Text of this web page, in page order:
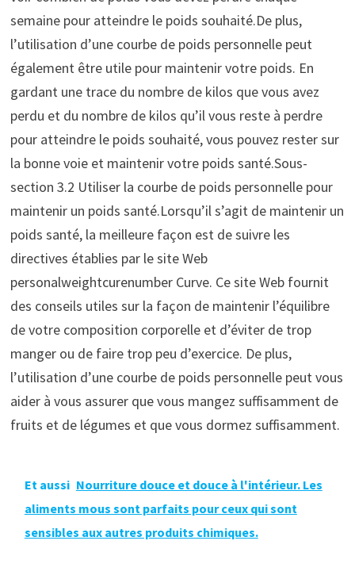
semaine pour atteindre le poids souhaité.De plus,
l’utilisation d’une courbe de poids personnelle peut
également être utile pour maintenir votre poids. En
gardant une trace du nombre de kilos que vous avez
perdu et du nombre de kilos qu’il vous reste à perdre
pour atteindre le poids souhaité, vous pouvez rester sur
la bonne voie et maintenir votre poids santé.Sous-
section 3.2 Utiliser la courbe de poids personnelle pour
maintenir un poids santé.Lorsqu’il s’agit de maintenir un
poids santé, la meilleure façon est de suivre les
directives établies par le site Web
personalweightcurenumber Curve. Ce site Web fournit
des conseils utiles sur la façon de maintenir l’équilibre
de votre composition corporelle et d’éviter de trop
manger ou de faire trop peu d’exercice. De plus,
l’utilisation d’une courbe de poids personnelle peut vous
aider à vous assurer que vous mangez suffisamment de
fruits et de légumes et que vous dormez suffisamment.
Et aussi Nourriture douce et douce à l'intérieur. Les
aliments mous sont parfaits pour ceux qui sont
sensibles aux autres produits chimiques.